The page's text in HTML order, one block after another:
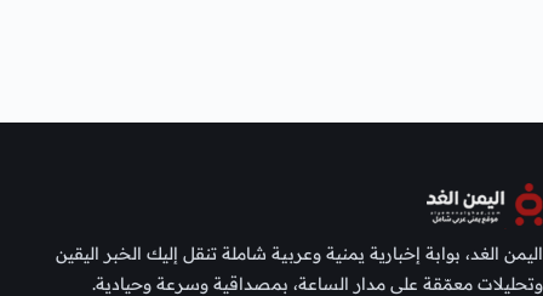
اليمن الغد، بوابة إخبارية يمنية وعربية شاملة تنقل إليك الخبر اليقين
وتحليلات معمّقة على مدار الساعة، بمصداقية وسرعة وحيادية.